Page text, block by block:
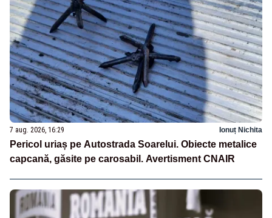
7 aug. 2026, 16:29 Ionuț Nichita
Pericol uriaș pe Autostrada Soarelui. Obiecte metalice
capcană, găsite pe carosabil. Avertisment CNAIR